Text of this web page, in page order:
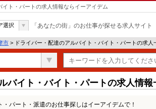
ト・パートの求人情報ならイーアイデム
選択 「あなたの街」のお仕事が探せる求人サイト
市 > ドライバー・配達のアルバイト・バイト・パートの求人
バイト・バイト・パートの求人情報
パート・派遣のお仕事探しはイーアイデムで！